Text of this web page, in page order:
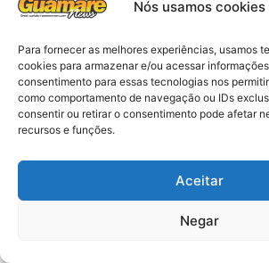
Nós usamos cookies
Para fornecer as melhores experiências, usamos
cookies para armazenar e/ou acessar
consentimento para essas tecnologias nos
como comportamento de navegação ou IDs
consentir ou retirar o consentimento pode afetar
recursos e funções.
Aceitar
Negar
Eleições 2026:
promotores eleitorais
reunião de alinhamento